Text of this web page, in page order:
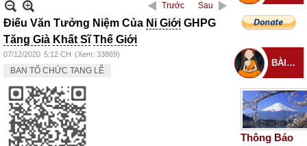
Trước Sau
Điếu Văn Tưởng Niệm Của Ni Giới GHPG
Tăng Già Khất Sĩ Thế Giới
07/12/2020 5:12 CH (Xem: 33869)
BAN TỔ CHỨC TANG LỄ
BÀI ĐĂNG MỚI
Thông Báo